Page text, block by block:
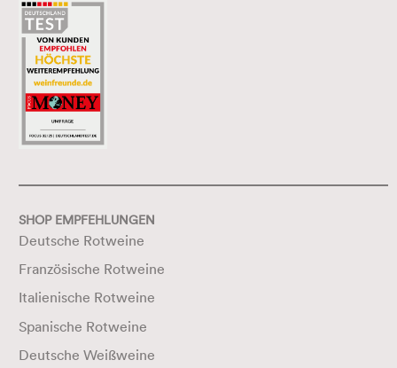
SHOP EMPFEHLUNGEN
Deutsche Rotweine
Französische Rotweine
Italienische Rotweine
Spanische Rotweine
Deutsche Weißweine